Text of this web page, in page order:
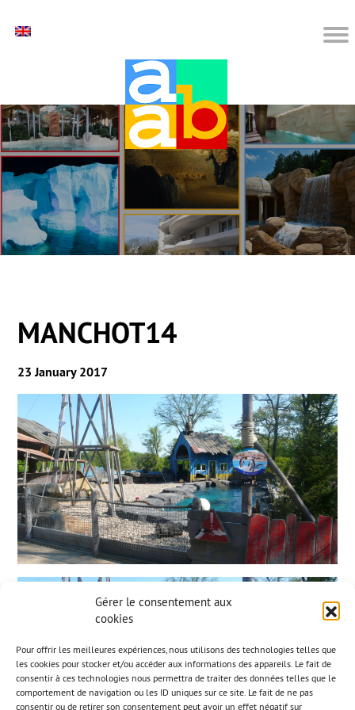
Gérer le consentement aux
cookies
Pour offrir les meilleures expériences, nous utilisons des technologies telles que
les cookies pour stocker et/ou accéder aux informations des appareils. Le fait de
consentir à ces technologies nous permettra de traiter des données telles que le
comportement de navigation ou les ID uniques sur ce site. Le fait de ne pas
consentir ou de retirer son consentement peut avoir un effet négatif sur
MANCHOT14
23 January 2017